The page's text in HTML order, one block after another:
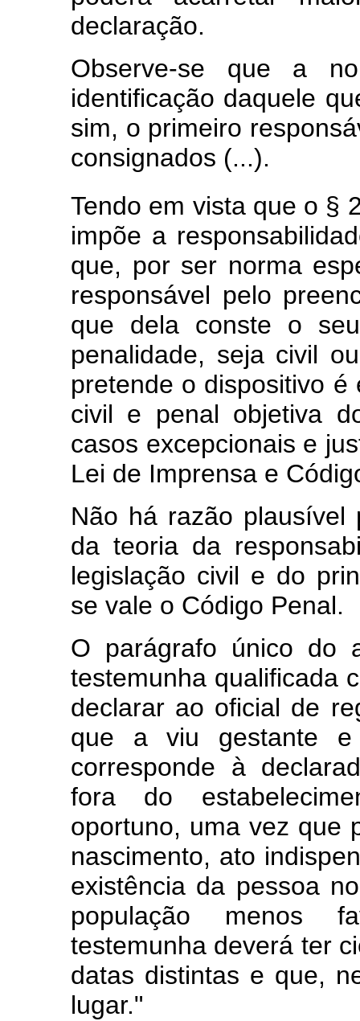
declaração.
Observe-se que a
identificação daquele
sim, o primeiro
consignados (...).
Tendo em vista que o §
impõe a
que, por ser norma
responsável pelo
que dela conste o
penalidade, seja civil
pretende o dispositivo é
civil e penal objetiva
casos excepcionais e
Lei de Imprensa e
Não há razão
da teoria da
legislação civil e do
se vale o Código Penal.
O parágrafo único do
testemunha qualificada
declarar ao oficial de
que a viu gestante
corresponde à
fora do
oportuno, uma vez que
nascimento, ato
existência da pessoa
população menos
testemunha deverá ter
datas distintas e que,
lugar."